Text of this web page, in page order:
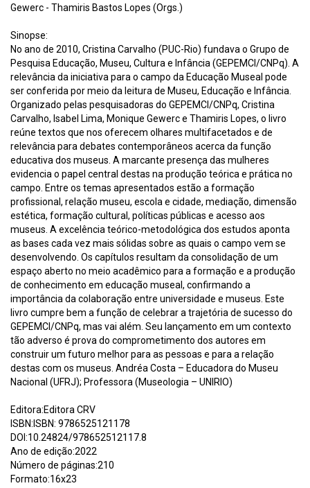
Gewerc - Thamiris Bastos Lopes (Orgs.)
Sinopse:
No ano de 2010, Cristina Carvalho (PUC-Rio) fundava o Grupo de
Pesquisa Educação, Museu, Cultura e Infância (GEPEMCI/CNPq). A
relevância da iniciativa para o campo da Educação Museal pode
ser conferida por meio da leitura de Museu, Educação e Infância.
Organizado pelas pesquisadoras do GEPEMCI/CNPq, Cristina
Carvalho, Isabel Lima, Monique Gewerc e Thamiris Lopes, o livro
reúne textos que nos oferecem olhares multifacetados e de
relevância para debates contemporâneos acerca da função
educativa dos museus. A marcante presença das mulheres
evidencia o papel central destas na produção teórica e prática no
campo. Entre os temas apresentados estão a formação
profissional, relação museu, escola e cidade, mediação, dimensão
estética, formação cultural, políticas públicas e acesso aos
museus. A excelência teórico-metodológica dos estudos aponta
as bases cada vez mais sólidas sobre as quais o campo vem se
desenvolvendo. Os capítulos resultam da consolidação de um
espaço aberto no meio acadêmico para a formação e a produção
de conhecimento em educação museal, confirmando a
importância da colaboração entre universidade e museus. Este
livro cumpre bem a função de celebrar a trajetória de sucesso do
GEPEMCI/CNPq, mas vai além. Seu lançamento em um contexto
tão adverso é prova do comprometimento dos autores em
construir um futuro melhor para as pessoas e para a relação
destas com os museus. Andréa Costa – Educadora do Museu
Nacional (UFRJ); Professora (Museologia – UNIRIO)
Editora:Editora CRV
ISBN:ISBN: 9786525121178
DOI:10.24824/978652512117.8
Ano de edição:2022
Número de páginas:210
Formato:16x23